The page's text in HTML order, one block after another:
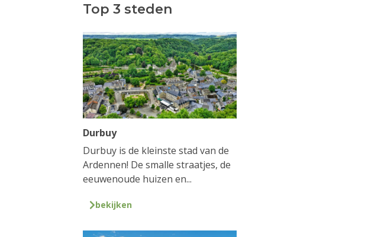
Top 3 steden
Durbuy
Durbuy is de kleinste stad van de
Ardennen! De smalle straatjes, de
eeuwenoude huizen en...
bekijken